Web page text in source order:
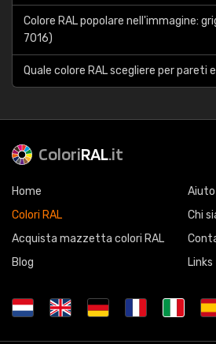
Colore RAL popolare nell'immagine:
7016)
Quale colore RAL scegliere per pareti
ColoriRAL.it
Home
Colori RAL
Acquista mazzetta colori RAL
Blog
Aiuto
Chi
Links